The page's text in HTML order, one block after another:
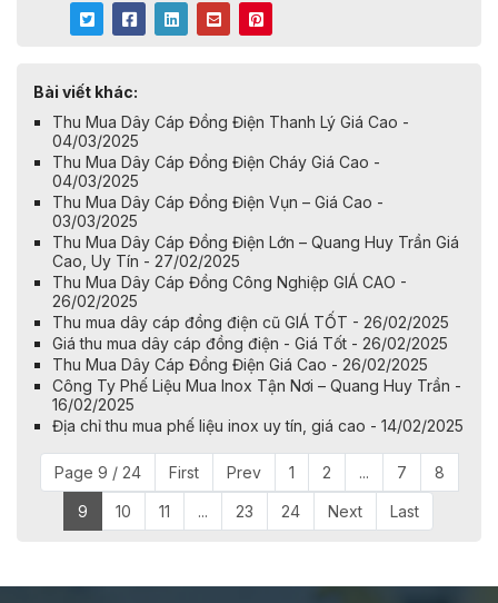
Bài viết khác:
Thu Mua Dây Cáp Đồng Điện Thanh Lý Giá Cao -
04/03/2025
Thu Mua Dây Cáp Đồng Điện Cháy Giá Cao -
04/03/2025
Thu Mua Dây Cáp Đồng Điện Vụn – Giá Cao -
03/03/2025
Thu Mua Dây Cáp Đồng Điện Lớn – Quang Huy Trần Giá
Cao, Uy Tín - 27/02/2025
Thu Mua Dây Cáp Đồng Công Nghiệp GIÁ CAO -
26/02/2025
Thu mua dây cáp đồng điện cũ GIÁ TỐT - 26/02/2025
Giá thu mua dây cáp đồng điện - Giá Tốt - 26/02/2025
Thu Mua Dây Cáp Đồng Điện Giá Cao - 26/02/2025
Công Ty Phế Liệu Mua Inox Tận Nơi – Quang Huy Trần -
16/02/2025
Địa chỉ thu mua phế liệu inox uy tín, giá cao - 14/02/2025
Page 9 / 24 First Prev 1 2 ... 7 8
9 10 11 ... 23 24 Next Last